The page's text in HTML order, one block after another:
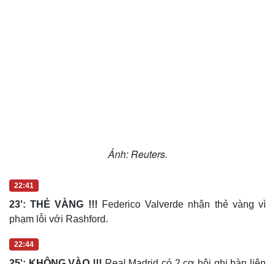
Ảnh: Reuters.
22:41
23': THẺ VÀNG !!! Federico Valverde nhận thẻ vàng vì
phạm lỗi với Rashford.
22:44